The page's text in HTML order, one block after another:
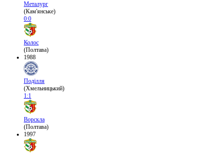
Металург
(Кам'янське)
0:0
Колос
(Полтава)
1988
Поділля
(Хмельницький)
1:1
Ворскла
(Полтава)
1997